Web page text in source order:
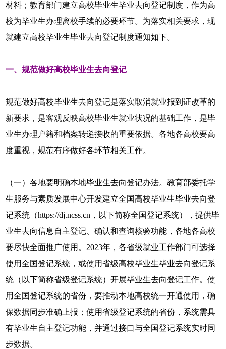
材料；教育部门建立高校毕业生毕业去向登记制度，作为高
校为毕业生办理离校手续的必要环节。为落实相关要求，现
就建立高校毕业生毕业去向登记制度通知如下。
一、规范做好高校毕业生去向登记
规范做好高校毕业生去向登记是落实取消就业报到证改革的
新要求，是客观反映高校毕业生就业状况的基础工作，是毕
业生办理户籍和档案转递接收的重要依据。各地各高校要高
度重视，规范有序做好各环节相关工作。
（一）各地要明确本地毕业生去向登记办法。教育部委托学
生服务与素质发展中心开发建立全国高校毕业生毕业去向登
记系统（https://dj.ncss.cn，以下简称全国登记系统），提供毕
业生去向信息自主登记、确认和查询核验功能，各地各高校
要尽快全面推广使用。2023年，各省级就业工作部门可选择
使用全国登记系统，或使用省级高校毕业生毕业去向登记系
统（以下简称省级登记系统）开展毕业生去向登记工作。使
用全国登记系统的省份，要推动本地高校统一开通使用，确
保数据同步准确上报；使用省级登记系统的省份，系统需具
有毕业生自主登记功能，并通过接口与全国登记系统实时同
步数据。